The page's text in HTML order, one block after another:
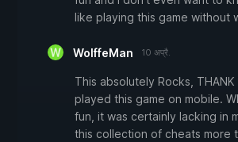
like playing this game without
WolffeMan 10 अप्रै.
This absolutely Rocks, THANK
played this game on mobile.
fun, it was certainly lacking in
this collection of cheats more